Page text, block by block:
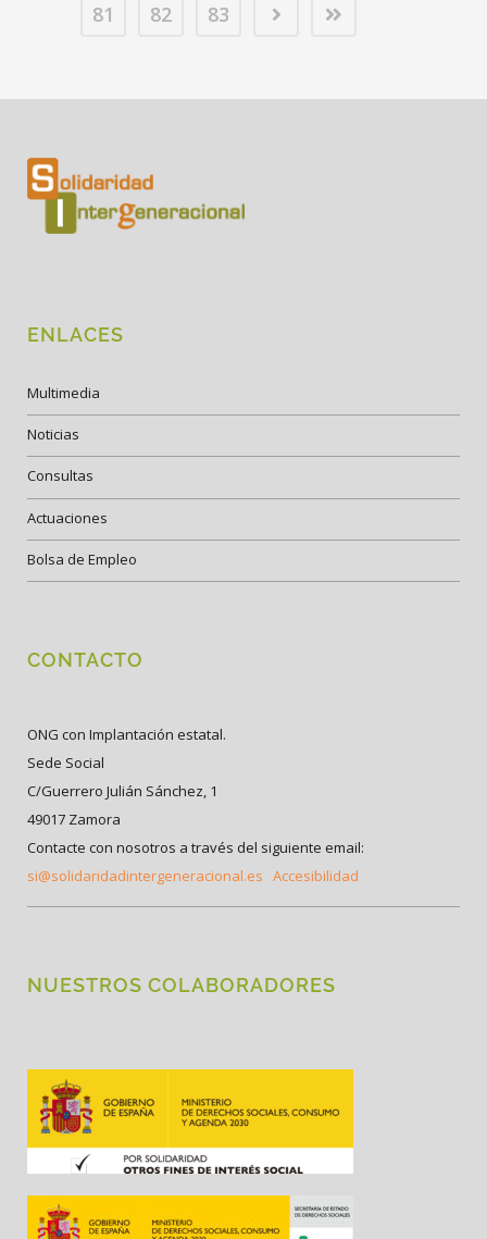
81
82 83
ENLACES
Multimedia
Noticias
Consultas
Actuaciones
Bolsa de Empleo
CONTACTO
ONG con Implantación estatal.
Sede Social
C/Guerrero Julián Sánchez, 1
49017 Zamora
Contacte con nosotros a través del siguiente email:
si@solidaridadintergeneracional.es Accesibilidad
NUESTROS COLABORADORES